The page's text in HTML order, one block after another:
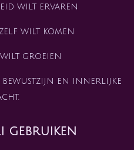
wilt ervaren
wilt komen
groeien
bewustzijn en innerlijke
gebruiken